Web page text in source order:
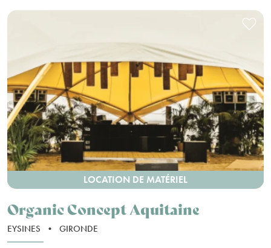
LOCATION DE MATÉRIEL
Organic Concept Aquitaine
EYSINES • GIRONDE